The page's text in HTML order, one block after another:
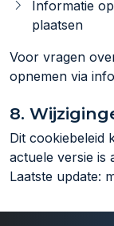
Informatie
plaatsen
Voor vragen
opnemen via
8.
Dit cookiebeleid
actuele versie is
Laatste update: